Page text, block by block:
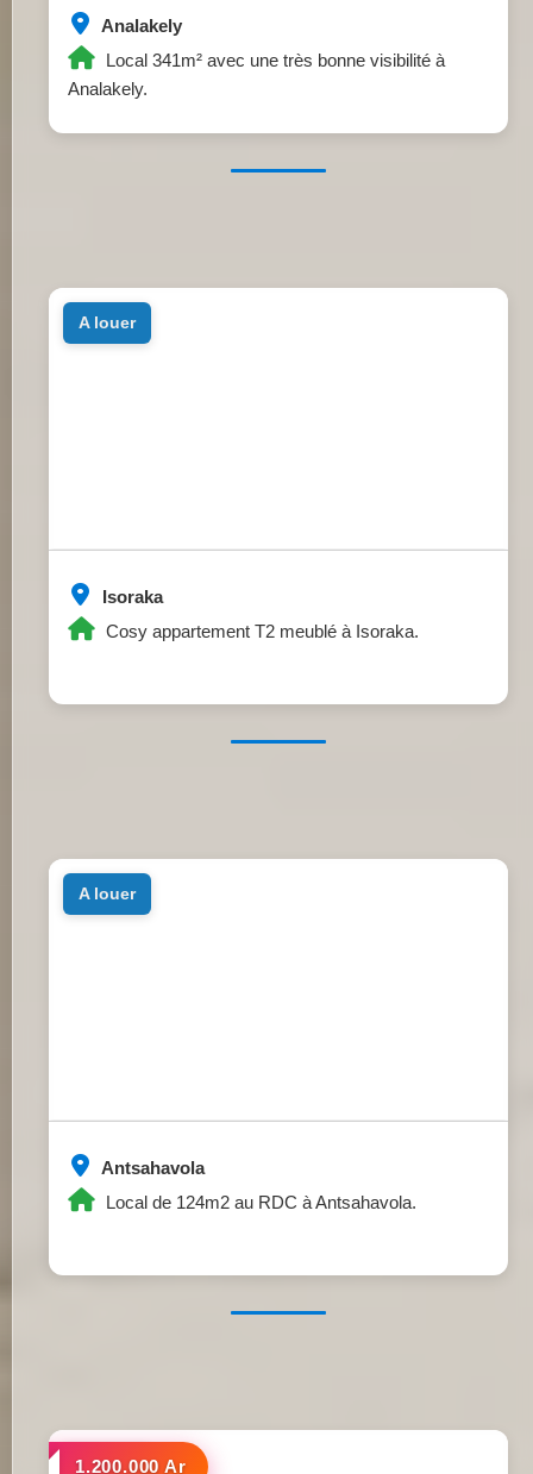
Analakely
Local 341m² avec une très bonne visibilité à
Analakely.
Isoraka
Cosy appartement T2 meublé à Isoraka.
a louer
Antsahavola
Local de 124m2 au RDC à Antsahavola.
a louer
a louer
1.200.000 Ar